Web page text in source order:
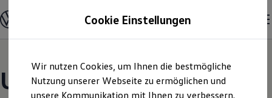
Hauptinhalt
springen
Footer
springen
Modelle und Konfigurator
Konfigurator
Modelle vergleichen
Elektroautos
ENERGY Sondermodelle
Nutzfahrzeuge
Unsere aktuellen
Cookie Einstellungen
Wir nutzen Cookies, um Ihnen die bestmögliche
Nutzung unserer Webseite zu ermöglichen und
unsere Kommunikation mit Ihnen zu verbessern.